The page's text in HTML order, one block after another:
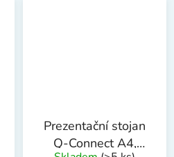
Prezentační stojan
Q-Connect A4,